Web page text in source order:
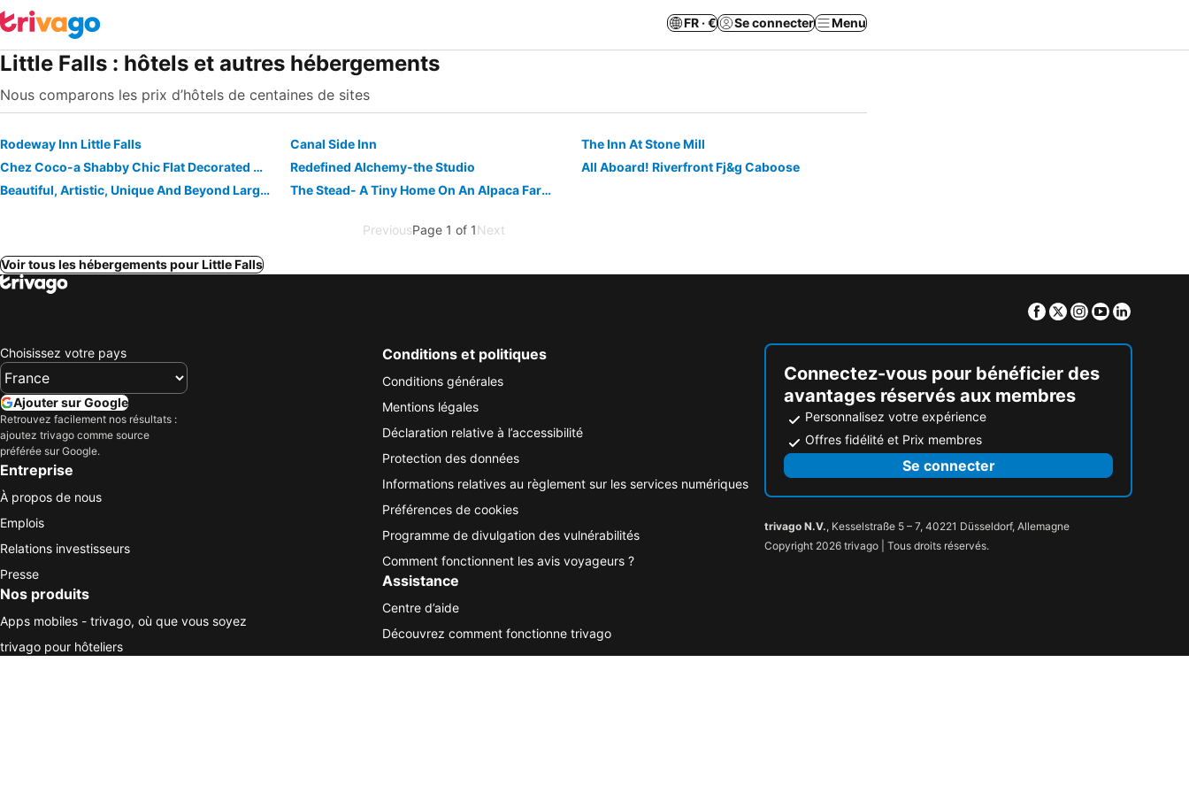
FR · € Se connecter Menu
Little Falls : hôtels et autres hébergements
Nous comparons les prix d’hôtels de centaines de sites
Rodeway Inn Little Falls Canal Side Inn
The Inn At Stone Mill
Chez Coco-a Shabby Chic Flat Decorated With A Paris Apartment In Mind
Redefined Alchemy-the Studio
All Aboard! Riverfront Fj&g Caboose
Beautiful, Artistic, Unique And Beyond Large And Spacious Apartment
The Stead- A Tiny Home On An Alpaca Farm In The Beautiful Mohawk Valley.
PreviousPage 1 of 1Next
Voir tous les hébergements pour Little Falls
Facebook
TwitterInstagram
Youtube
Choisissez votre pays
Ajouter sur Google
Retrouvez facilement nos résultats :
ajoutez trivago comme source
préférée sur Google.
Entreprise
À propos de nous
Emplois
Relations investisseurs
Presse
Nos produits
Apps mobiles - trivago, où que vous soyez
trivago pour hôteliers
Conditions et politiques
Conditions générales
Mentions légales
Déclaration relative à l’accessibilité
Protection des données
Informations relatives au règlement sur les services numériques
Préférences de cookies
Programme de divulgation des vulnérabilités
Comment fonctionnent les avis voyageurs ?
Assistance
Centre d’aide
Découvrez comment fonctionne trivago
Connectez-vous pour bénéficier des
avantages réservés aux membres
Personnalisez votre expérience
Offres fidélité et Prix membres
Se connecter
trivago N.V., Kesselstraße 5 – 7, 40221 Düsseldorf, Allemagne
Copyright 2026 trivago | Tous droits réservés.